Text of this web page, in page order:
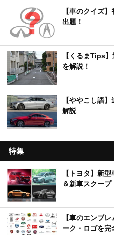
【車のクイズ
出題！
【くるまTips
を解説！
【ややこし語
解説
特集
【トヨタ】新
＆新車スクー
【車のエンブ
ーク・ロゴを完